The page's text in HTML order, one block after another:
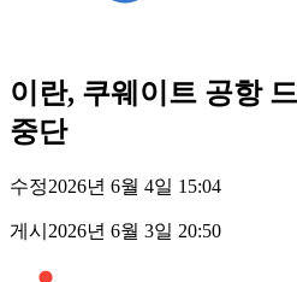
이란, 쿠웨이트 공항
중단
수정2026년 6월 4일 15:04
게시 2026년 6월 3일 20:50